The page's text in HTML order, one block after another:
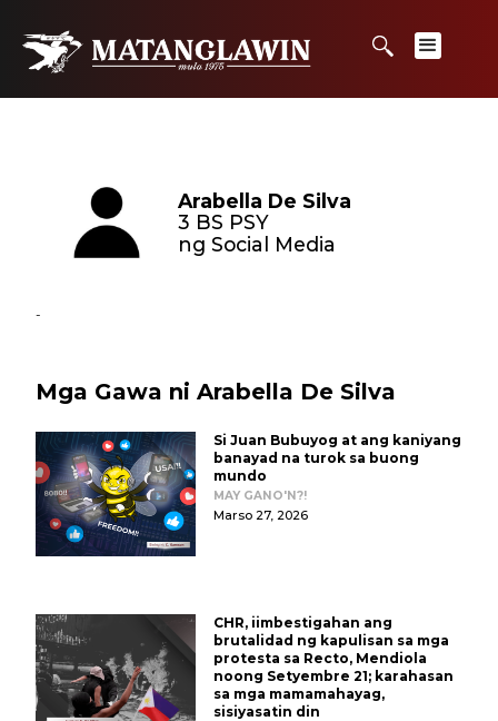
Arabella De Silva
3 BS PSY
ng Social Media
-
Mga Gawa ni Arabella De Silva
Si Juan Bubuyog at ang kaniyang
banayad na turok sa buong
mundo
MAY GANO'N?!
Marso 27, 2026
CHR, iimbestigahan ang
brutalidad ng kapulisan sa mga
protesta sa Recto, Mendiola
noong Setyembre 21; karahasan
sa mga mamamahayag,
sisiyasatin din